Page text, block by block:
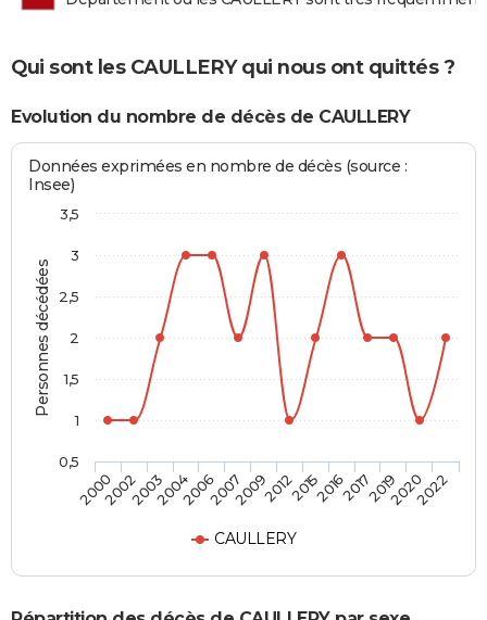
Qui sont les CAULLERY qui nous ont quittés ?
Evolution du nombre de décès de CAULLERY
Personnes décédées
Données exprimées en nombre de décès (source :
Insee)
CAULLERY
20002002200320042006200720092012201520162017201920202022
0,5
1
1,5
2
2,5
3
3,5